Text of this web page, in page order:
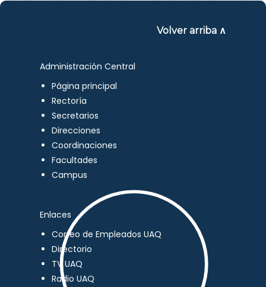
Volver arriba ∧
Administración Central
Página principal
Rectoría
Secretarios
Direcciones
Coordinaciones
Facultades
Campus
Enlaces
Correo de Empleados UAQ
Directorio
TV UAQ
Radio UAQ